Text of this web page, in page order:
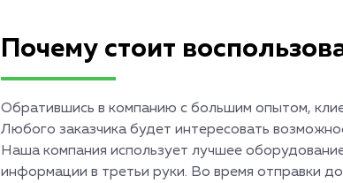
Почему стоит
Обратившись в компанию с большим опытом,
Любого заказчика будет интересовать
Наша компания использует лучшее
информации в третьи руки. Во время отправки